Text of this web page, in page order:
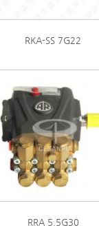
RKA-SS 7G22
RRA 5.5G30